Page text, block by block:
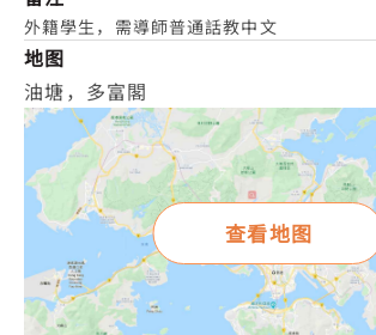
外籍學生，需導師普通話教中文
地图
油塘，多富閣
查看地图